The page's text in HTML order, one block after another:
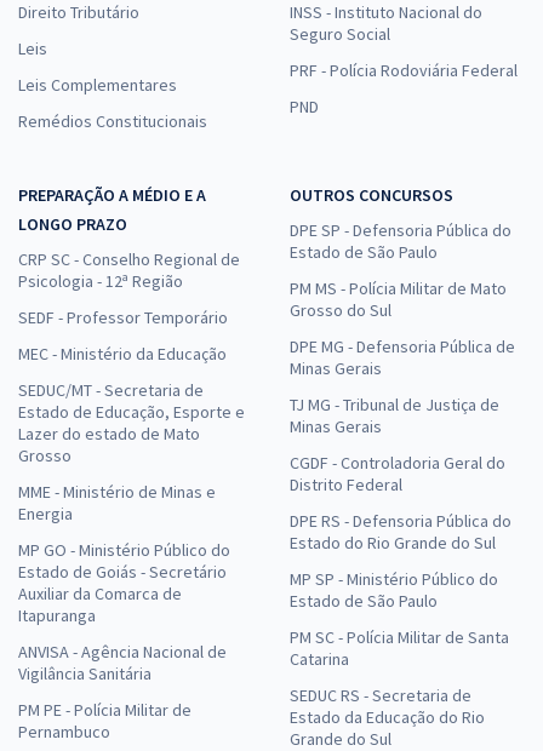
Direito Tributário
Leis
Leis Complementares
Remédios Constitucionais
INSS - Instituto Nacional do
Seguro Social
PRF - Polícia Rodoviária Federal
PND
PREPARAÇÃO A MÉDIO E A
LONGO PRAZO
CRP SC - Conselho Regional de
Psicologia - 12ª Região
SEDF - Professor Temporário
MEC - Ministério da Educação
SEDUC/MT - Secretaria de
Estado de Educação, Esporte e
Lazer do estado de Mato
Grosso
MME - Ministério de Minas e
Energia
MP GO - Ministério Público do
Estado de Goiás - Secretário
Auxiliar da Comarca de
Itapuranga
ANVISA - Agência Nacional de
Vigilância Sanitária
PM PE - Polícia Militar de
Pernambuco
OUTROS CONCURSOS
DPE SP - Defensoria Pública do
Estado de São Paulo
PM MS - Polícia Militar de Mato
Grosso do Sul
DPE MG - Defensoria Pública de
Minas Gerais
TJ MG - Tribunal de Justiça de
Minas Gerais
CGDF - Controladoria Geral do
Distrito Federal
DPE RS - Defensoria Pública do
Estado do Rio Grande do Sul
MP SP - Ministério Público do
Estado de São Paulo
PM SC - Polícia Militar de Santa
Catarina
SEDUC RS - Secretaria de
Estado da Educação do Rio
Grande do Sul